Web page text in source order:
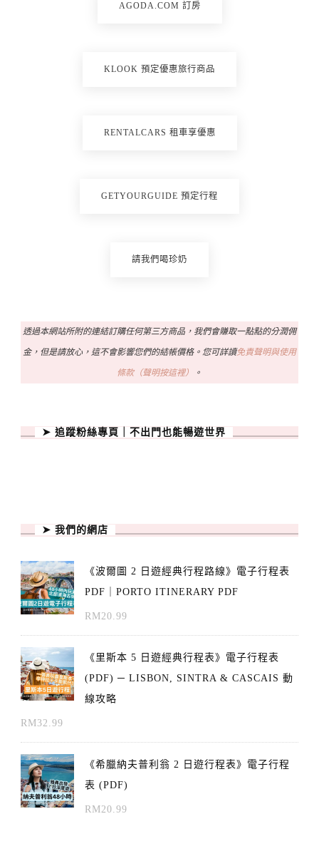
AGODA.COM 訂房
KLOOK 預定優惠旅行商品
RENTALCARS 租車享優惠
GETYOURGUIDE 預定行程
請我們喝珍奶
透過本網站所附的連結訂購任何第三方商品，我們會賺取一點點的分潤佣
金，但是請放心，這不會影響您們的結帳價格。您可詳讀免責聲明與使用
條款（聲明按這裡） 。
➤ 追蹤粉絲專頁｜不出門也能暢遊世界
➤ 我們的網店
《波爾圖 2 日遊經典行程路線》電子行程表
PDF｜PORTO ITINERARY PDF
RM20.99
《里斯本 5 日遊經典行程表》電子行程表
(PDF) ─ LISBON, SINTRA & CASCAIS 動
線攻略
RM32.99
《希臘納夫普利翁 2 日遊行程表》電子行程
表 (PDF)
RM20.99